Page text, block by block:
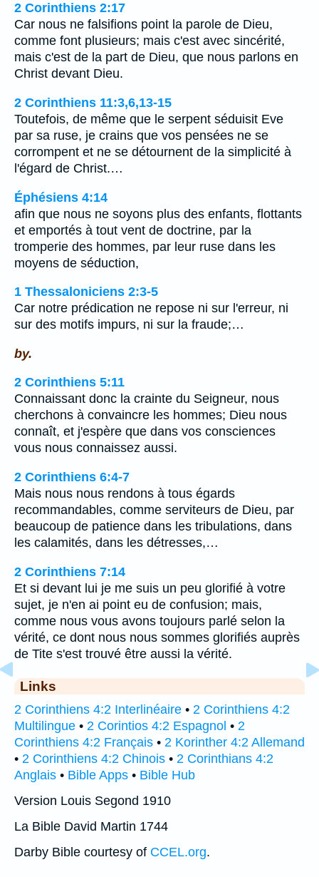
2 Corinthiens 2:17
Car nous ne falsifions point la parole de Dieu,
comme font plusieurs; mais c'est avec sincérité,
mais c'est de la part de Dieu, que nous parlons en
Christ devant Dieu.
2 Corinthiens 11:3,6,13-15
Toutefois, de même que le serpent séduisit Eve
par sa ruse, je crains que vos pensées ne se
corrompent et ne se détournent de la simplicité à
l'égard de Christ.…
Éphésiens 4:14
afin que nous ne soyons plus des enfants, flottants
et emportés à tout vent de doctrine, par la
tromperie des hommes, par leur ruse dans les
moyens de séduction,
1 Thessaloniciens 2:3-5
Car notre prédication ne repose ni sur l'erreur, ni
sur des motifs impurs, ni sur la fraude;…
by.
2 Corinthiens 5:11
Connaissant donc la crainte du Seigneur, nous
cherchons à convaincre les hommes; Dieu nous
connaît, et j'espère que dans vos consciences
vous nous connaissez aussi.
2 Corinthiens 6:4-7
Mais nous nous rendons à tous égards
recommandables, comme serviteurs de Dieu, par
beaucoup de patience dans les tribulations, dans
les calamités, dans les détresses,…
2 Corinthiens 7:14
Et si devant lui je me suis un peu glorifié à votre
sujet, je n'en ai point eu de confusion; mais,
comme nous vous avons toujours parlé selon la
vérité, ce dont nous nous sommes glorifiés auprès
de Tite s'est trouvé être aussi la vérité.
Links
2 Corinthiens 4:2 Interlinéaire • 2 Corinthiens 4:2
Multilingue • 2 Corintios 4:2 Espagnol • 2
Corinthiens 4:2 Français • 2 Korinther 4:2 Allemand
• 2 Corinthiens 4:2 Chinois • 2 Corinthians 4:2
Anglais • Bible Apps • Bible Hub
Version Louis Segond 1910
La Bible David Martin 1744
Darby Bible courtesy of CCEL.org.